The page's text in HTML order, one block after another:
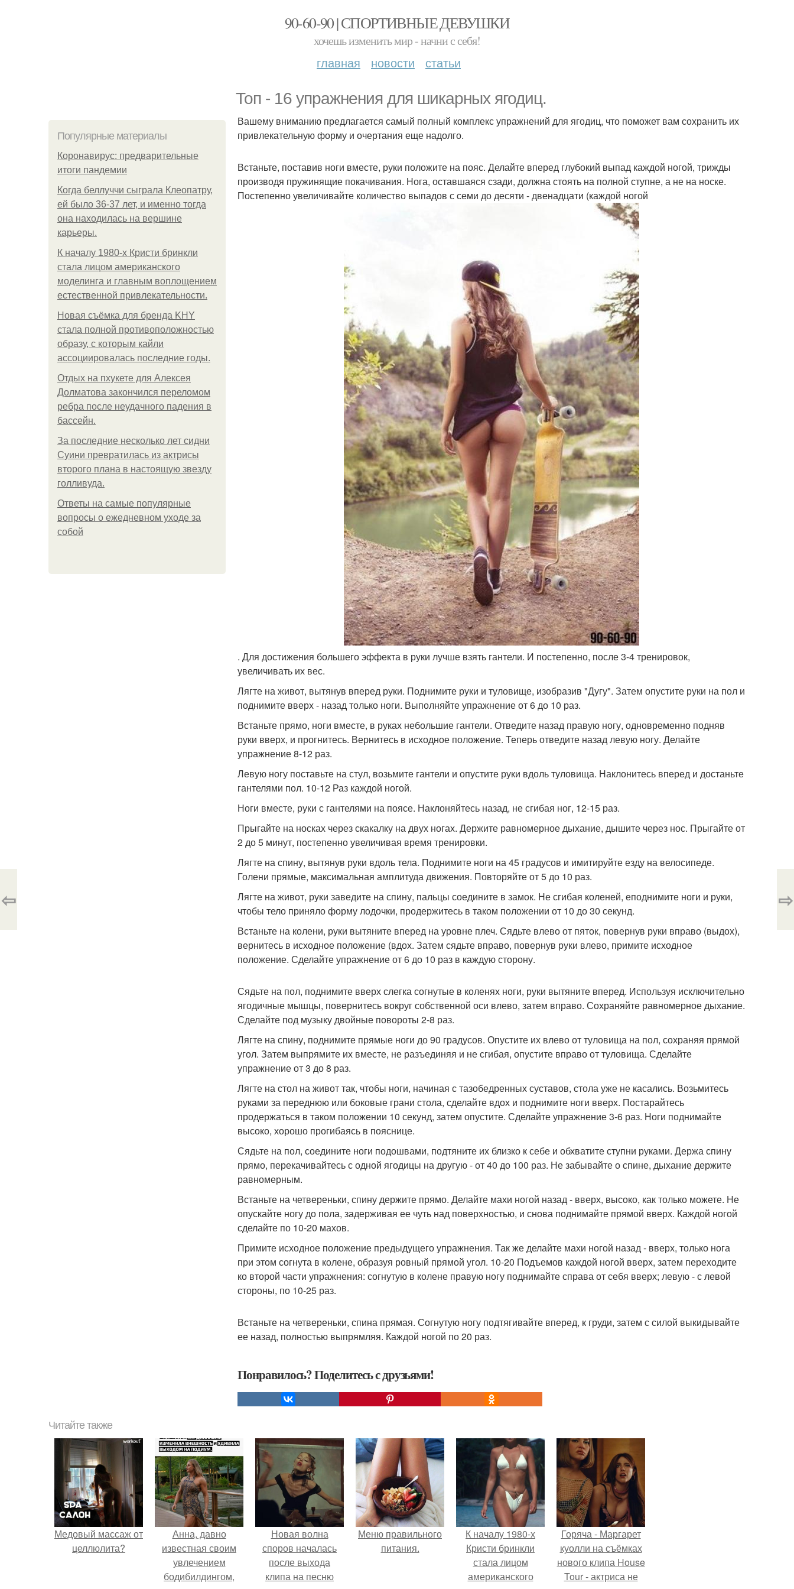
90-60-90 | СПОРТИВНЫЕ ДЕВУШКИ
хочешь изменить мир - начни с себя!
главная новости статьи
Топ - 16 упражнения для шикарных ягодиц.
Популярные материалы
Коронавирус: предварительные
итоги пандемии
Когда беллуччи сыграла Клеопатру,
ей было 36-37 лет, и именно тогда
она находилась на вершине
карьеры.
К началу 1980-х Кристи бринкли
стала лицом американского
моделинга и главным воплощением
естественной привлекательности.
Новая съёмка для бренда KHY
стала полной противоположностью
образу, с которым кайли
ассоциировалась последние годы.
Отдых на пхукете для Алексея
Долматова закончился переломом
ребра после неудачного падения в
бассейн.
За последние несколько лет сидни
Суини превратилась из актрисы
второго плана в настоящую звезду
голливуда.
Ответы на самые популярные
вопросы о ежедневном уходе за
собой
Вашему вниманию предлагается самый полный комплекс упражнений для ягодиц, что поможет вам сохранить их
привлекательную форму и очертания еще надолго.
Встаньте, поставив ноги вместе, руки положите на пояс. Делайте вперед глубокий выпад каждой ногой, трижды
производя пружинящие покачивания. Нога, оставшаяся сзади, должна стоять на полной ступне, а не на носке.
Постепенно увеличивайте количество выпадов с семи до десяти - двенадцати (каждой ногой
. Для достижения большего эффекта в руки лучше взять гантели. И постепенно, после 3-4 тренировок,
увеличивать их вес.
Лягте на живот, вытянув вперед руки. Поднимите руки и туловище, изобразив "Дугу". Затем опустите руки на пол и
поднимите вверх - назад только ноги. Выполняйте упражнение от 6 до 10 раз.
Встаньте прямо, ноги вместе, в руках небольшие гантели. Отведите назад правую ногу, одновременно подняв
руки вверх, и прогнитесь. Вернитесь в исходное положение. Теперь отведите назад левую ногу. Делайте
упражнение 8-12 раз.
Левую ногу поставьте на стул, возьмите гантели и опустите руки вдоль туловища. Наклонитесь вперед и достаньте
гантелями пол. 10-12 Раз каждой ногой.
Ноги вместе, руки с гантелями на поясе. Наклоняйтесь назад, не сгибая ног, 12-15 раз.
Прыгайте на носках через скакалку на двух ногах. Держите равномерное дыхание, дышите через нос. Прыгайте от
2 до 5 минут, постепенно увеличивая время тренировки.
Лягте на спину, вытянув руки вдоль тела. Поднимите ноги на 45 градусов и имитируйте езду на велосипеде.
Голени прямые, максимальная амплитуда движения. Повторяйте от 5 до 10 раз.
Лягте на живот, руки заведите на спину, пальцы соедините в замок. Не сгибая коленей, еподнимите ноги и руки,
чтобы тело приняло форму лодочки, продержитесь в таком положении от 10 до 30 секунд.
Встаньте на колени, руки вытяните вперед на уровне плеч. Сядьте влево от пяток, повернув руки вправо (выдох),
вернитесь в исходное положение (вдох. Затем сядьте вправо, повернув руки влево, примите исходное
положение. Сделайте упражнение от 6 до 10 раз в каждую сторону.
Сядьте на пол, поднимите вверх слегка согнутые в коленях ноги, руки вытяните вперед. Используя исключительно
ягодичные мышцы, повернитесь вокруг собственной оси влево, затем вправо. Сохраняйте равномерное дыхание.
Сделайте под музыку двойные повороты 2-8 раз.
Лягте на спину, поднимите прямые ноги до 90 градусов. Опустите их влево от туловища на пол, сохраняя прямой
угол. Затем выпрямите их вместе, не разъединяя и не сгибая, опустите вправо от туловища. Сделайте
упражнение от 3 до 8 раз.
Лягте на стол на живот так, чтобы ноги, начиная с тазобедренных суставов, стола уже не касались. Возьмитесь
руками за переднюю или боковые грани стола, сделайте вдох и поднимите ноги вверх. Постарайтесь
продержаться в таком положении 10 секунд, затем опустите. Сделайте упражнение 3-6 раз. Ноги поднимайте
высоко, хорошо прогибаясь в пояснице.
Сядьте на пол, соедините ноги подошвами, подтяните их близко к себе и обхватите ступни руками. Держа спину
прямо, перекачивайтесь с одной ягодицы на другую - от 40 до 100 раз. Не забывайте о спине, дыхание держите
равномерным.
Встаньте на четвереньки, спину держите прямо. Делайте махи ногой назад - вверх, высоко, как только можете. Не
опускайте ногу до пола, задерживая ее чуть над поверхностью, и снова поднимайте прямой вверх. Каждой ногой
сделайте по 10-20 махов.
Примите исходное положение предыдущего упражнения. Так же делайте махи ногой назад - вверх, только нога
при этом согнута в колене, образуя ровный прямой угол. 10-20 Подъемов каждой ногой вверх, затем переходите
ко второй части упражнения: согнутую в колене правую ногу поднимайте справа от себя вверх; левую - с левой
стороны, по 10-25 раз.
Встаньте на четвереньки, спина прямая. Согнутую ногу подтягивайте вперед, к груди, затем с силой выкидывайте
ее назад, полностью выпрямляя. Каждой ногой по 20 раз.
Понравилось? Поделитесь с друзьями!
⇦ ⇨
Читайте также
Медовый массаж от
целлюлита?
Анна, давно
известная своим
увлечением
бодибилдингом,
Новая волна
споров началась
после выхода
клипа на песню
Меню правильного
питания.
К началу 1980-х
Кристи бринкли
стала лицом
американского
Горяча - Маргарет
куолли на съёмках
нового клипа House
Tour - актриса не